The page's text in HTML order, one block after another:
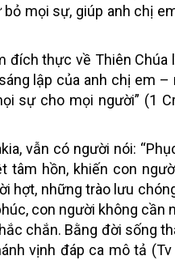
mọi sự, giúp anh chị
thực về Thiên Chúa
lập của anh chị em
sự cho mọi người” (1
vẫn có người nói:
tâm hồn, khiến con
hợt, những trào lưu
con người không cần
chắn. Bằng đời sống
vịnh đáp ca mô tả